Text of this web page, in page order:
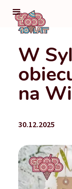
W
na
30.12.2025